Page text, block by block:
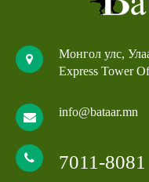
Монгол улс,
Express Tower
info@bataar.mn
7011-8081